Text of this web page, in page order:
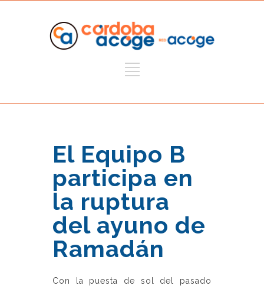
El Equipo B
participa en
la ruptura
del ayuno de
Ramadán
Con la puesta de sol del pasado